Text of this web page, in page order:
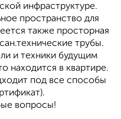
инфраструктуре.
пространство для
также просторная
трубы.
и техники будущим
находится в квартире.
под все способы
вопросы!